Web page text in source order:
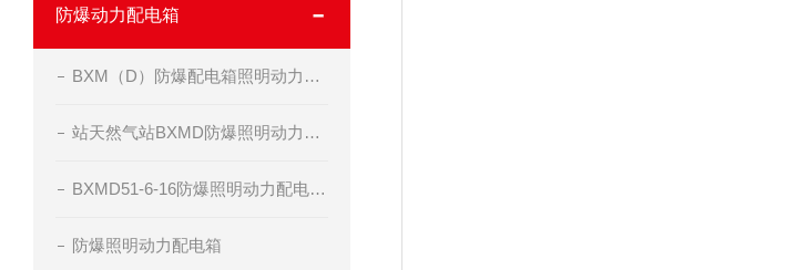
防爆动力配电箱
BXM（D）防爆配电箱照明动力开关箱定做制造
站天然气站BXMD防爆照明动力配电箱
BXMD51-6-16防爆照明动力配电箱-非标定做
防爆照明动力配电箱